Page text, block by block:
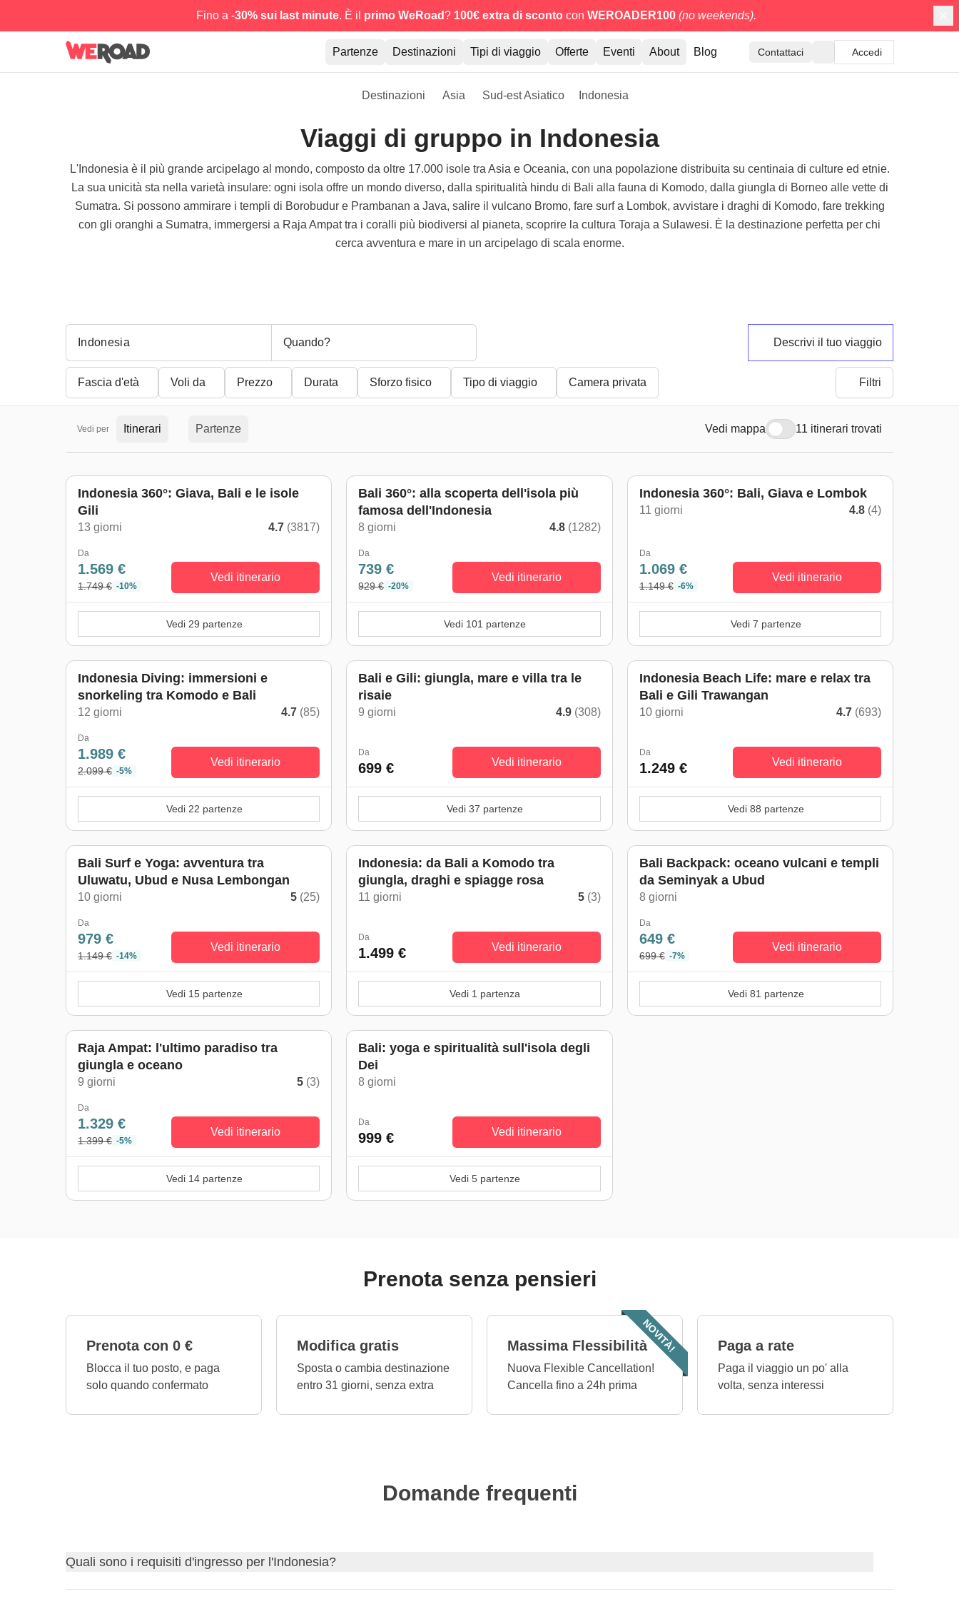
Fino a -30% sui last minute. È il primo WeRoad? 100€ extra di scontocon WEROADER100 (no weekends).
Partenze Destinazioni Tipi di viaggio Offerte Eventi About Blog Contattaci Accedi
Destinazioni Asia Sud-est Asiatico Indonesia
Viaggi di gruppo in Indonesia
L'Indonesia è il più grande arcipelago al mondo, composto da oltre 17.000 isole tra Asia e Oceania, con una popolazione distribuita su centinaia di culture ed etnie.
La sua unicità sta nella varietà insulare: ogni isola offre un mondo diverso, dalla spiritualità hindu di Bali alla fauna di Komodo, dalla giungla di Borneo alle vette di
Sumatra. Si possono ammirare i templi di Borobudur e Prambanan a Java, salire il vulcano Bromo, fare surf a Lombok, avvistare i draghi di Komodo, fare trekking
con gli oranghi a Sumatra, immergersi a Raja Ampat tra i coralli più biodiversi al pianeta, scoprire la cultura Toraja a Sulawesi. È la destinazione perfetta per chi
cerca avventura e mare in un arcipelago di scala enorme.
Quando? Descrivi il tuo viaggio
Fascia d'età Voli da Prezzo Durata Sforzo fisico Tipo di viaggio Camera privata Filtri
Vedi per Itinerari Partenze 11 itinerari trovati
Vedi mappa
Indonesia 360°: Giava, Bali e le isole
Gili
13 giorni 4.7 (3817)
Da
1.569 €
1.749 € -10%
Vedi itinerario
Vedi 29 partenze
Bali 360°: alla scoperta dell'isola più
famosa dell'Indonesia
8 giorni 4.8 (1282)
Da
739 €
929 € -20%
Vedi itinerario
Vedi 101 partenze
Indonesia 360°: Bali, Giava e Lombok
11 giorni 4.8 (4)
Da
1.069 €
1.149 € -6%
Vedi itinerario
Vedi 7 partenze
Indonesia Diving: immersioni e
snorkeling tra Komodo e Bali
12 giorni 4.7 (85)
Da
1.989 €
2.099 € -5%
Vedi itinerario
Vedi 22 partenze
Bali e Gili: giungla, mare e villa tra le
risaie
9 giorni 4.9 (308)
Da
699 € Vedi itinerario
Vedi 37 partenze
Indonesia Beach Life: mare e relax tra
Bali e Gili Trawangan
10 giorni 4.7 (693)
Da
1.249 € Vedi itinerario
Vedi 88 partenze
Bali Surf e Yoga: avventura tra
Uluwatu, Ubud e Nusa Lembongan
10 giorni 5 (25)
Da
979 €
1.149 € -14%
Vedi itinerario
Vedi 15 partenze
Indonesia: da Bali a Komodo tra
giungla, draghi e spiagge rosa
11 giorni 5 (3)
Da
1.499 € Vedi itinerario
Vedi 1 partenza
Bali Backpack: oceano vulcani e templi
da Seminyak a Ubud
8 giorni
Da
649 €
699 € -7%
Vedi itinerario
Vedi 81 partenze
Raja Ampat: l'ultimo paradiso tra
giungla e oceano
9 giorni 5 (3)
Da
1.329 €
1.399 € -5%
Vedi itinerario
Vedi 14 partenze
Bali: yoga e spiritualità sull'isola degli
Dei
8 giorni
Da
999 € Vedi itinerario
Vedi 5 partenze
Prenota senza pensieri
Prenota con 0 €
Blocca il tuo posto, e paga
solo quando confermato
Modifica gratis
Sposta o cambia destinazione
entro 31 giorni, senza extra
NOVITÀ!
Massima Flessibilità
Nuova Flexible Cancellation!
Cancella fino a 24h prima
Paga a rate
Paga il viaggio un po' alla
volta, senza interessi
Domande frequenti
Quali sono i requisiti d'ingresso per l'Indonesia?